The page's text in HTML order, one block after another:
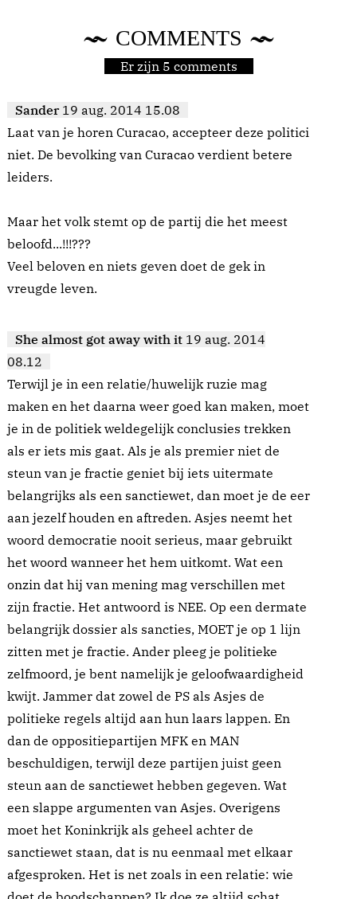
COMMENTS
Er zijn 5 comments
Sander 19 aug. 2014 15.08
Laat van je horen Curacao, accepteer deze politici
niet. De bevolking van Curacao verdient betere
leiders.
Maar het volk stemt op de partij die het meest
beloofd...!!!???
Veel beloven en niets geven doet de gek in
vreugde leven.
She almost got away with it 19 aug. 2014
08.12
Terwijl je in een relatie/huwelijk ruzie mag
maken en het daarna weer goed kan maken, moet
je in de politiek weldegelijk conclusies trekken
als er iets mis gaat. Als je als premier niet de
steun van je fractie geniet bij iets uitermate
belangrijks als een sanctiewet, dan moet je de eer
aan jezelf houden en aftreden. Asjes neemt het
woord democratie nooit serieus, maar gebruikt
het woord wanneer het hem uitkomt. Wat een
onzin dat hij van mening mag verschillen met
zijn fractie. Het antwoord is NEE. Op een dermate
belangrijk dossier als sancties, MOET je op 1 lijn
zitten met je fractie. Ander pleeg je politieke
zelfmoord, je bent namelijk je geloofwaardigheid
kwijt. Jammer dat zowel de PS als Asjes de
politieke regels altijd aan hun laars lappen. En
dan de oppositiepartijen MFK en MAN
beschuldigen, terwijl deze partijen juist geen
steun aan de sanctiewet hebben gegeven. Wat
een slappe argumenten van Asjes. Overigens
moet het Koninkrijk als geheel achter de
sanctiewet staan, dat is nu eenmaal met elkaar
afgesproken. Het is net zoals in een relatie: wie